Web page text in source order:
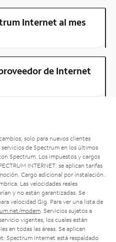
Internet al mes
de Internet
solo para nuevos clientes
de Spectrum en los últimos
Spectrum. Los impuestos y cargos
INTERNET: se aplican tarifas
Cargo adicional por instalación.
Las velocidades reales
y no están garantizadas. Se
velocidad Gig. Para ver una lista de
modem . Servicios sujetos a
vigentes, los cuales están
en todas las áreas. Se aplican
Spectrum Internet está respaldado